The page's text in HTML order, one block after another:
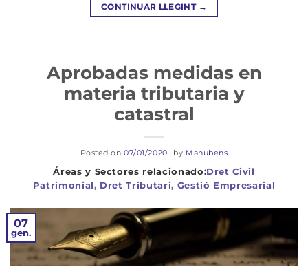
CONTINUAR LLEGINT →
Dret Civil
Patrimonial, Dret Tributari, Gestió Empresarial
Aprobadas medidas en
materia tributaria y
catastral
Posted on07/01/2020 by Manubens
07
gen.